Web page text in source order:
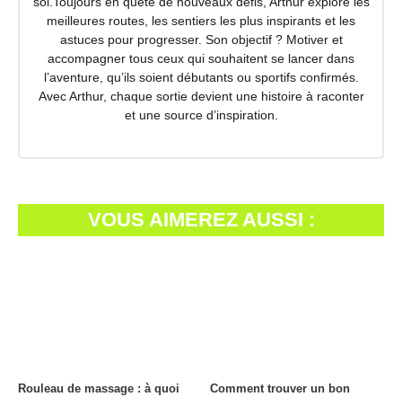
meilleures routes, les sentiers les plus inspirants et les
astuces pour progresser. Son objectif ? Motiver et
accompagner tous ceux qui souhaitent se lancer dans
l’aventure, qu’ils soient débutants ou sportifs confirmés.
Avec Arthur, chaque sortie devient une histoire à raconter
et une source d’inspiration.
VOUS AIMEREZ AUSSI :
Rouleau de massage : à quoi
Comment trouver un bon